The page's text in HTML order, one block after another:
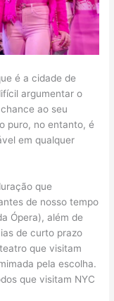
é a cidade de
argumentar o
ao seu
puro, no entanto, é
em qualquer
que
de nosso tempo
Ópera), além de
de curto prazo
que visitam
pela escolha.
que visitam NYC